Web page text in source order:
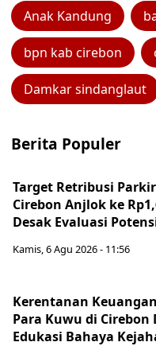
Anak Kandung
bpn kab cirebon
Damkar sindanglaut
Berita Populer
Target Retribusi
Cirebon Anjlok ke
Desak Evaluasi
Kamis, 6 Agu 2026 - 11:56
Kerentanan
Para Kuwu di Cirebon
Edukasi Bahaya